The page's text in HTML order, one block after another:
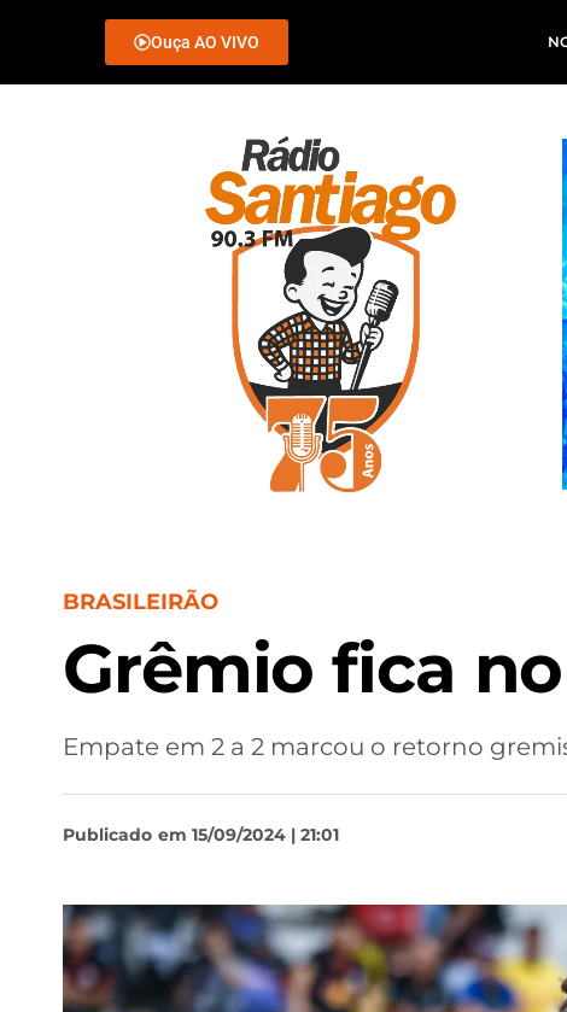
Ouça AO VIVO
BRASILEIRÃO
Grêmio fica
Empate em 2 a 2 marcou o retorno
Publicado em 15/09/2024 | 21:01